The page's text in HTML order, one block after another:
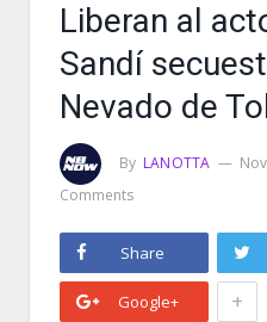
Liberan al
Sandí
Nevado de
By LANOTTA
Comments
Share
Google+ +